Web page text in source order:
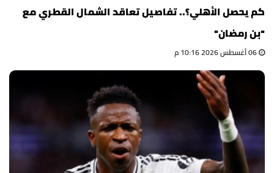
كم يحصل الأهلي؟.. تفاصيل تعاقد الشمال القطري مع
"بن رمضان"